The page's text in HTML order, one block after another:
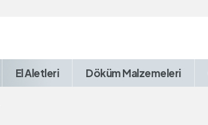
El Aletleri Döküm Malzemeleri